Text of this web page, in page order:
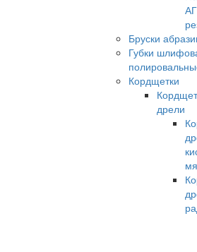
Бруски
Губки
Кордщетки
дрели